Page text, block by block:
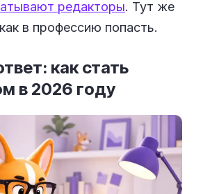
редакторы. Тут же
в профессию попасть.
как стать
в 2026 году